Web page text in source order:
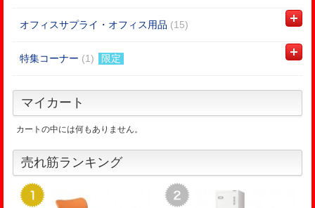
オフィスサプライ・オフィス用品 (15)
特集コーナー (1) 限定
マイカート
カートの中には何もありません。
売れ筋ランキング